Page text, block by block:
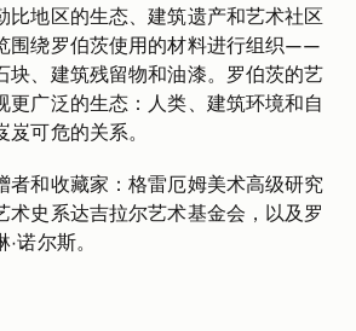
比地区的生态、建筑遗产和艺术社区
围绕罗伯茨使用的材料进行组织——
块、建筑残留物和油漆。罗伯茨的艺
更广泛的生态：人类、建筑环境和自
可危的关系。
者和收藏家：格雷厄姆美术高级研究
术史系达吉拉尔艺术基金会，以及罗
诺尔斯。